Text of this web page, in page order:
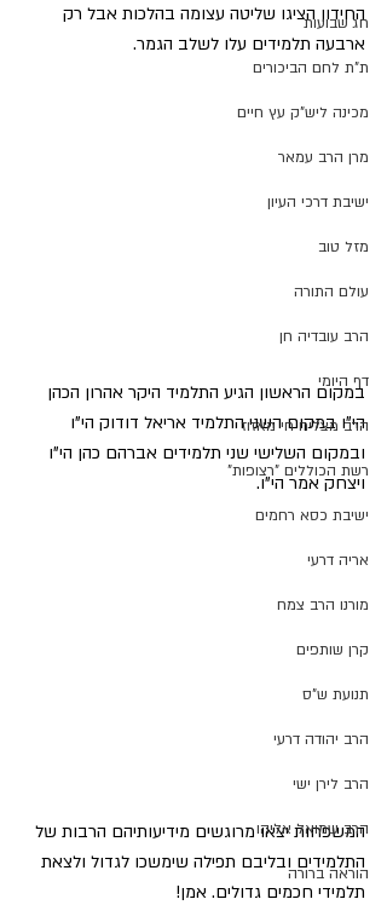
חג שבועות
ת"ת לחם הביכורים
מכינה ליש"ק עץ חיים
מרן הרב עמאר
ישיבת דרכי העיון
מזל טוב
עולם התורה
הרב עובדיה חן
דף היומי
הרב מצליח חי מאזוז
רשת הכוללים "רצופות"
ישיבת כסא רחמים
אריה דרעי
מורנו הרב צמח
קרן שותפים
תנועת ש"ס
הרב יהודה דרעי
הרב לירן ישי
הרב שמואל אליהו
הוראה ברורה
החידון הציגו שליטה עצומה בהלכות אבל רק
ארבעה תלמידים עלו לשלב הגמר.
במקום הראשון הגיע התלמיד היקר אהרון הכהן
הי"ו במקום השני התלמיד אריאל דודוק הי"ו
ובמקום השלישי שני תלמידים אברהם כהן הי"ו
ויצחק אמר הי"ו.
המשפחות יצאו מרוגשים מידיעותיהם הרבות של
התלמידים ובליבם תפילה שימשכו לגדול ולצאת
תלמידי חכמים גדולים. אמן!